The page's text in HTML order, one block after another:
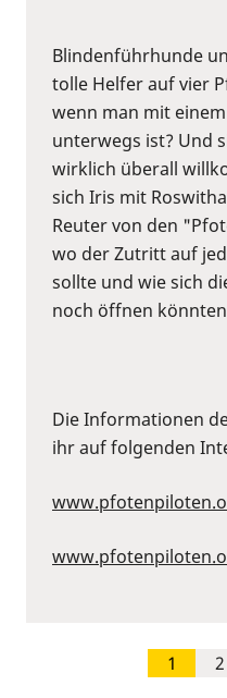
Blindenführhunde
tolle Helfer auf vier
wenn man mit
unterwegs ist? Und
wirklich überall
sich Iris mit
Reuter von den
wo der Zutritt auf
sollte und wie sich
noch öffnen
Die Informationen
ihr auf folgenden
1 2